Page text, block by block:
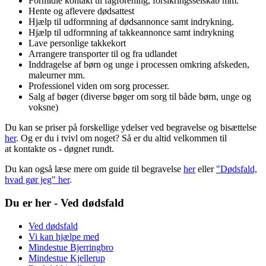
Hente og aflevere dødsattest
Hjælp til udformning af dødsannonce samt indrykning.
Hjælp til udformning af takkeannonce samt indrykning
Lave personlige takkekort
Arrangere transporter til og fra udlandet
Inddragelse af børn og unge i processen omkring afskeden,
maleurner mm.
Professionel viden om sorg processer.
Salg af bøger (diverse bøger om sorg til både børn, unge og
voksne)
Du kan se priser på forskellige ydelser ved begravelse og bisættelse
her. Og er du i tvivl om noget? Så er du altid velkommen til
at kontakte os - døgnet rundt.
Du kan også læse mere om guide til begravelse hereller "Dødsfald,
hvad gør jeg" her.
Du er her - Ved dødsfald
Ved dødsfald
Vi kan hjælpe med
Mindestue Bjerringbro
Mindestue Kjellerup